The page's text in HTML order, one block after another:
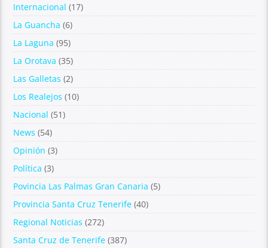
Internacional (17)
La Guancha (6)
La Laguna (95)
La Orotava (35)
Las Galletas (2)
Los Realejos (10)
Nacional (51)
News (54)
Opinión (3)
Política (3)
Povincia Las Palmas Gran Canaria (5)
Provincia Santa Cruz Tenerife (40)
Regional Noticias (272)
Santa Cruz de Tenerife (387)